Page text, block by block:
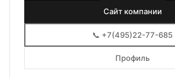
Сайт компании
📞 +7(495)22-77-685
Профиль